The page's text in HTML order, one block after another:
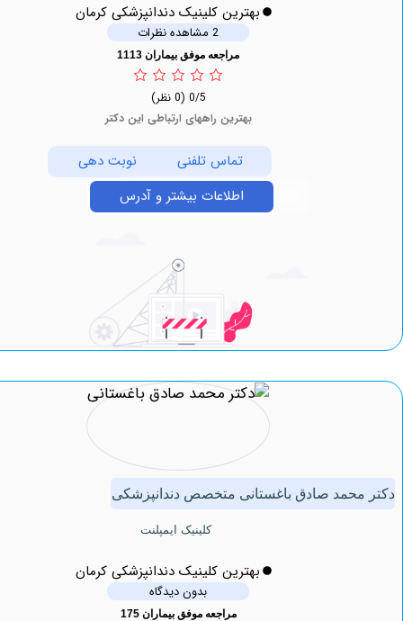
بهترین کلینیک دندانپزشکی کرمان
مراجعه موفق بیماران 1113
بهترین راههای ارتباطی این دکتر
تماس تلفنی
نوبت دهی
اطلاعات بیشتر و آدرس
صادق باغستانی متخصص دندانپزشکی
کلینیک ایمپلنت
بهترین کلینیک دندانپزشکی کرمان
بدون دیدگاه
مراجعه موفق بیماران 175